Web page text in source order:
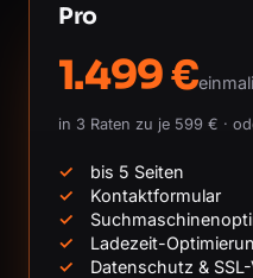
Pro
1.499 €
in 3 Raten zu je 599 € ·
bis 5 Seiten
Kontaktformular
Ladezeit-
Datenschutz &